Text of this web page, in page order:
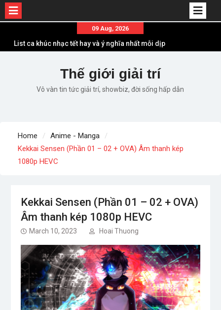
content
09 Aug, 2026
List ca khúc nhạc tết hay và ý nghĩa nhất mỗi dịp
Em ơi lên phố – Minh Vương: Màn comeback
“ngoạn mục” với triệu view
Những ca khúc nhạc xuân “sặc mùi” quảng cáo
Lời bài hát Chúng Ta của Hiện Tại – Sơn Tùng M-
TP – Full lyrics bản chuẩn
Thế giới giải trí
Vô vàn tin tức giải trí, showbiz, đời sống hấp dẫn
Home
Anime - Manga
Kekkai Sensen (Phần 01 – 02 + OVA) Âm thanh kép
1080p HEVC
Kekkai Sensen (Phần 01 – 02 + OVA)
Âm thanh kép 1080p HEVC
March 10, 2023 Hoai Thuong